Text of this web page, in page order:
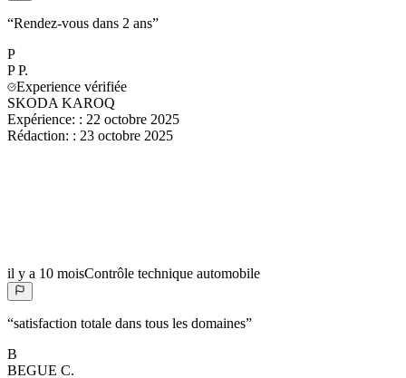
“Rendez-vous dans 2 ans”
P
P P.
Experience vérifiée
SKODA KAROQ
Expérience: : 22 octobre 2025
Rédaction: : 23 octobre 2025
il y a 10 moisContrôle technique automobile
“satisfaction totale dans tous les domaines”
B
BEGUE C.